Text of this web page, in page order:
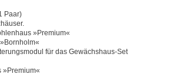
Paar)
»Premium«
für das Gewächshaus-Set
»Premium«